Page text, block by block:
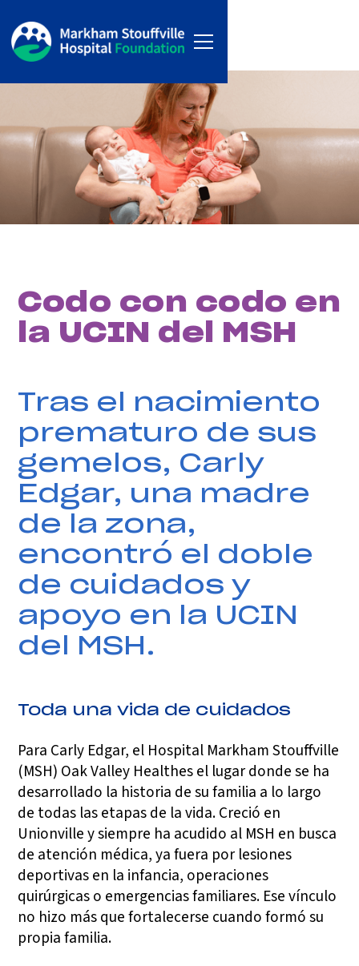
Codo con codo en
la UCIN del MSH
Tras el nacimiento
prematuro de sus
gemelos, Carly
Edgar, una madre
de la zona,
encontró el doble
de cuidados y
apoyo en la UCIN
del MSH.
Toda una vida de cuidados
Para Carly Edgar, el Hospital Markham Stouffville
(MSH) Oak Valley Healthes el lugar donde se ha
desarrollado la historia de su familia a lo largo
de todas las etapas de la vida. Creció en
Unionville y siempre ha acudido al MSH en busca
de atención médica, ya fuera por lesiones
deportivas en la infancia, operaciones
quirúrgicas o emergencias familiares. Ese vínculo
no hizo más que fortalecerse cuando formó su
propia familia.